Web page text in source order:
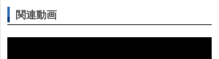
関連動画